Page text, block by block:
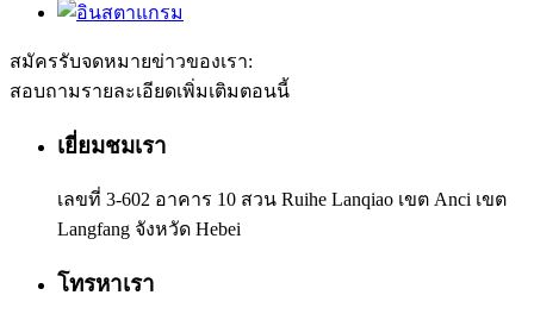
สมัครรับจดหมายข่าวของเรา:
สอบถามรายละเอียดเพิ่มเติมตอนนี้
เยี่ยมชมเรา
เลขที่ 3-602 อาคาร 10 สวน Ruihe Lanqiao เขต Anci เขต
Langfang จังหวัด Hebei
โทรหาเรา